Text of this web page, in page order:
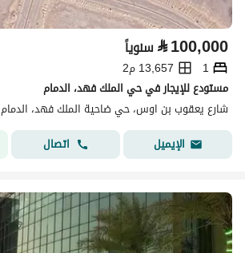
⃁100,000 سنوياً
1
13,657 م2
مستودع للإيجار في حي الملك فهد، الدمام
شارع يعقوب بن اوس، حي ضاحية الملك فهد، الدمام
الإيميل
اتصال